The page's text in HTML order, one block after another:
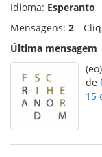
Idioma: Esperanto
Mensagens: 2
Última mensagem
(eo)
de
15